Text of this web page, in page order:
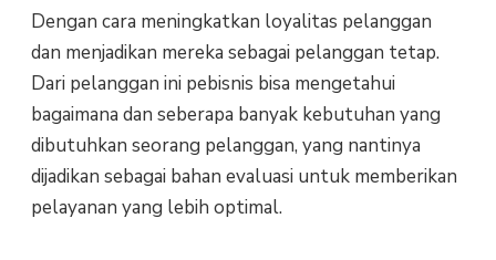
Dengan cara meningkatkan loyalitas pelanggan
dan menjadikan mereka sebagai pelanggan tetap.
Dari pelanggan ini pebisnis bisa mengetahui
bagaimana dan seberapa banyak kebutuhan yang
dibutuhkan seorang pelanggan, yang nantinya
dijadikan sebagai bahan evaluasi untuk memberikan
pelayanan yang lebih optimal.